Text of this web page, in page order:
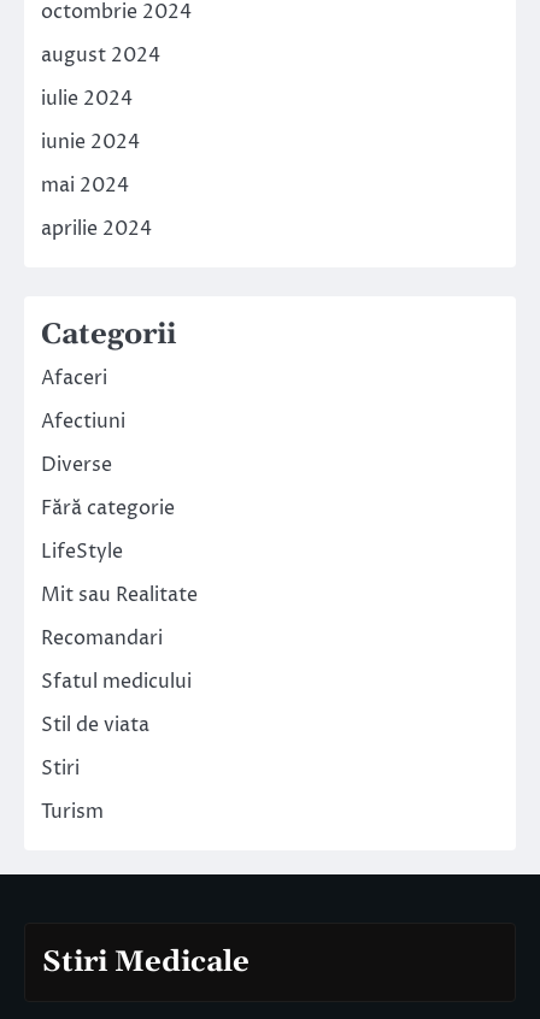
octombrie 2024
august 2024
iulie 2024
iunie 2024
mai 2024
aprilie 2024
Categorii
Afaceri
Afectiuni
Diverse
Fără categorie
LifeStyle
Mit sau Realitate
Recomandari
Sfatul medicului
Stil de viata
Stiri
Turism
Stiri Medicale